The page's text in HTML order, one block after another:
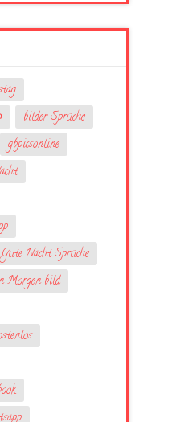
bilder Sprüche
gbpicsonline
Gute Nacht Sprüche
Morgen bild